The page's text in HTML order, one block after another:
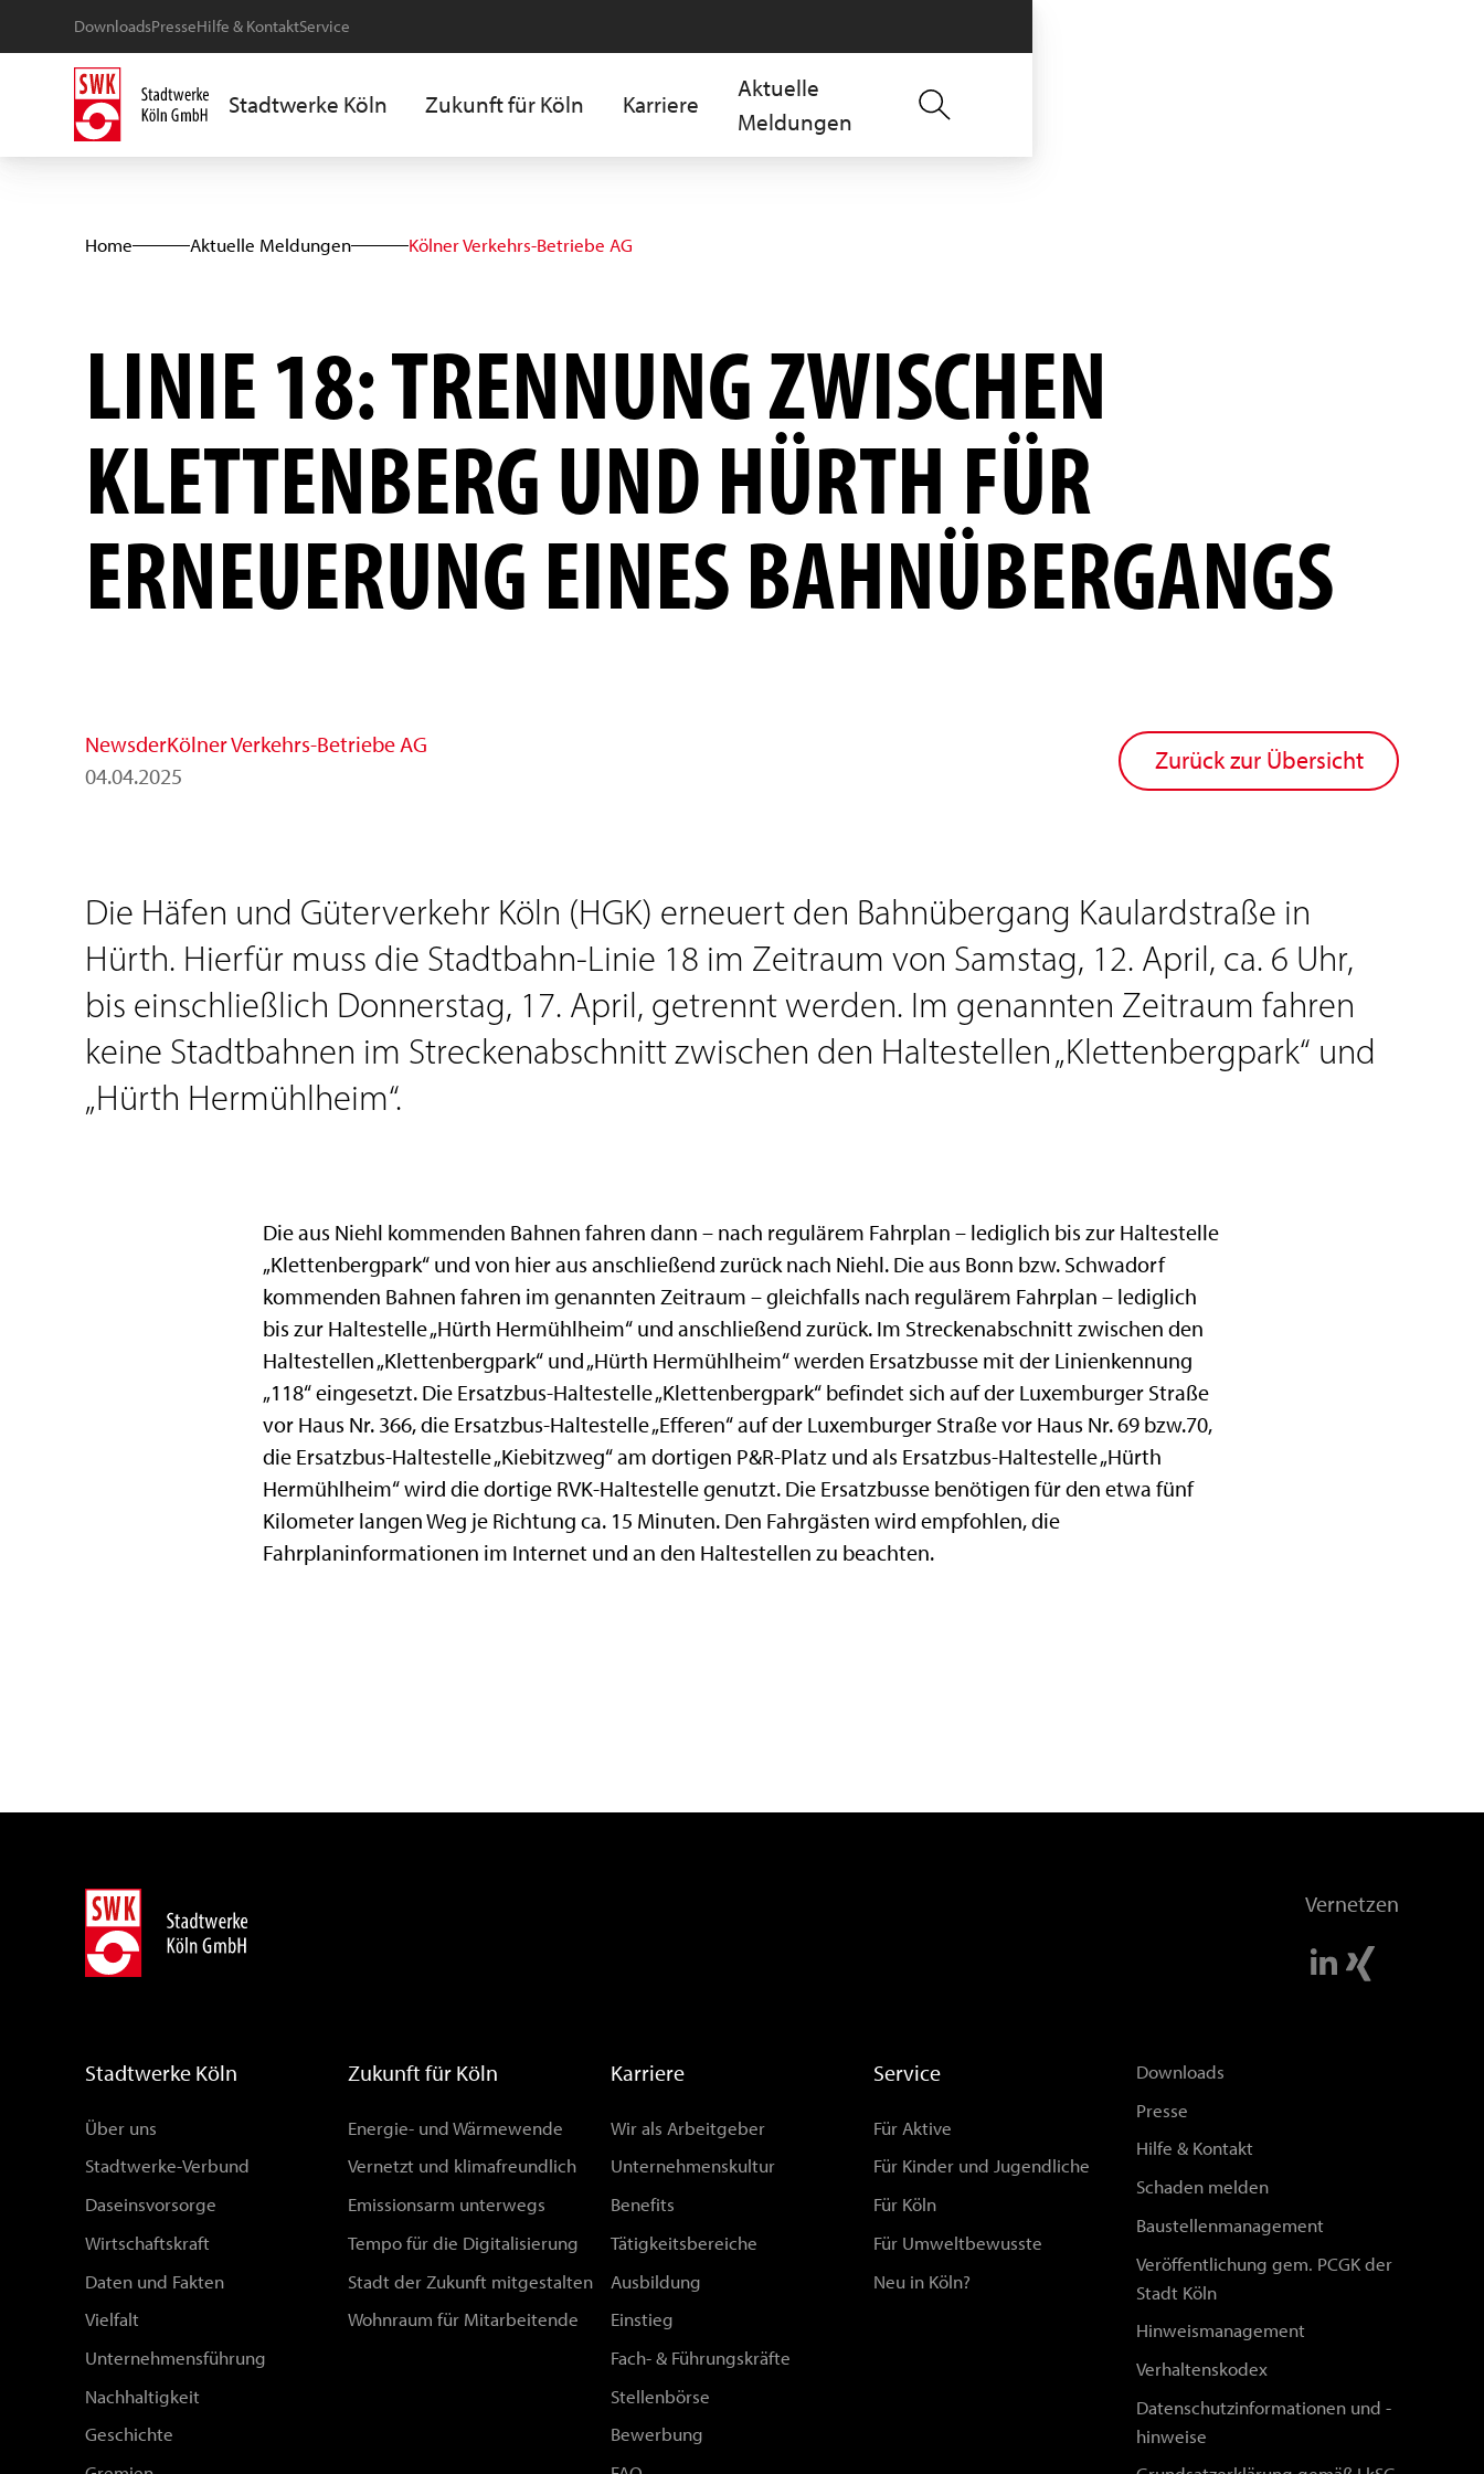
DownloadsPresseHilfe & KontaktService
Stadtwerke Köln Zukunft für Köln Karriere
Aktuelle
Meldungen
Home Aktuelle Meldungen Kölner Verkehrs-Betriebe AG
LINIE 18: TRENNUNG ZWISCHEN
KLETTENBERG UND HÜRTH FÜR
ERNEUERUNG EINES BAHNÜBERGANGS
NewsderKölner Verkehrs-Betriebe AG
04.04.2025
Zurück zur Übersicht
Die Häfen und Güterverkehr Köln (HGK) erneuert den Bahnübergang Kaulardstraße in
Hürth. Hierfür muss die Stadtbahn-Linie 18 im Zeitraum von Samstag, 12. April, ca. 6 Uhr,
bis einschließlich Donnerstag, 17. April, getrennt werden. Im genannten Zeitraum fahren
keine Stadtbahnen im Streckenabschnitt zwischen den Haltestellen „Klettenbergpark“ und
„Hürth Hermühlheim“.
Die aus Niehl kommenden Bahnen fahren dann – nach regulärem Fahrplan – lediglich bis zur Haltestelle
„Klettenbergpark“ und von hier aus anschließend zurück nach Niehl. Die aus Bonn bzw. Schwadorf
kommenden Bahnen fahren im genannten Zeitraum – gleichfalls nach regulärem Fahrplan – lediglich
bis zur Haltestelle „Hürth Hermühlheim“ und anschließend zurück. Im Streckenabschnitt zwischen den
Haltestellen „Klettenbergpark“ und „Hürth Hermühlheim“ werden Ersatzbusse mit der Linienkennung
„118“ eingesetzt. Die Ersatzbus-Haltestelle „Klettenbergpark“ befindet sich auf der Luxemburger Straße
vor Haus Nr. 366, die Ersatzbus-Haltestelle „Efferen“ auf der Luxemburger Straße vor Haus Nr. 69 bzw.70,
die Ersatzbus-Haltestelle „Kiebitzweg“ am dortigen P&R-Platz und als Ersatzbus-Haltestelle „Hürth
Hermühlheim“ wird die dortige RVK-Haltestelle genutzt. Die Ersatzbusse benötigen für den etwa fünf
Kilometer langen Weg je Richtung ca. 15 Minuten. Den Fahrgästen wird empfohlen, die
Fahrplaninformationen im Internet und an den Haltestellen zu beachten.
Vernetzen
Stadtwerke Köln
Über uns
Stadtwerke-Verbund
Daseinsvorsorge
Wirtschaftskraft
Daten und Fakten
Vielfalt
Unternehmensführung
Nachhaltigkeit
Geschichte
Zukunft für Köln
Energie- und Wärmewende
Vernetzt und klimafreundlich
Emissionsarm unterwegs
Tempo für die Digitalisierung
Stadt der Zukunft mitgestalten
Wohnraum für Mitarbeitende
Karriere
Wir als Arbeitgeber
Unternehmenskultur
Benefits
Tätigkeitsbereiche
Ausbildung
Einstieg
Fach- & Führungskräfte
Stellenbörse
Bewerbung
Service
Für Aktive
Für Kinder und Jugendliche
Für Köln
Für Umweltbewusste
Neu in Köln?
Downloads
Presse
Hilfe & Kontakt
Schaden melden
Baustellenmanagement
Veröffentlichung gem. PCGK der
Stadt Köln
Hinweismanagement
Verhaltenskodex
Datenschutzinformationen und -
hinweise